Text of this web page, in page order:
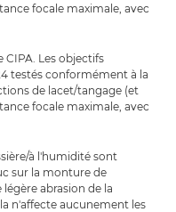
focale maximale, avec
Les objectifs
testés conformément à la
de lacet/tangage (et
focale maximale, avec
à l'humidité sont
sur la monture de
abrasion de la
n'affecte aucunement les